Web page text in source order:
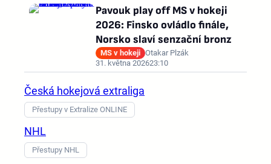
Pavouk play off MS v hokeji
2026: Finsko ovládlo finále,
Norsko slaví senzační bronz
MS v hokeji Otakar Plzák
31. května 202623:10
Česká hokejová extraliga
Přestupy v Extralize ONLINE
NHL
Přestupy NHL